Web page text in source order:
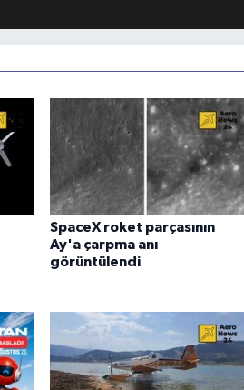
SpaceX roket parçasının
Ay'a çarpma anı
görüntülendi